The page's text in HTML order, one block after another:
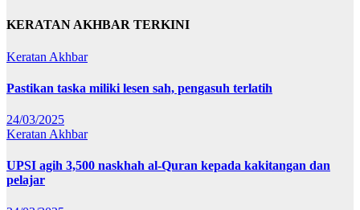
KERATAN AKHBAR TERKINI
Keratan Akhbar
Pastikan taska miliki lesen sah, pengasuh terlatih
24/03/2025
Keratan Akhbar
UPSI agih 3,500 naskhah al-Quran kepada kakitangan dan
pelajar